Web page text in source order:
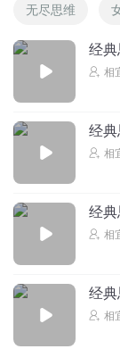
无尽思维
经典
相
经典
相
经典
相
经典
相